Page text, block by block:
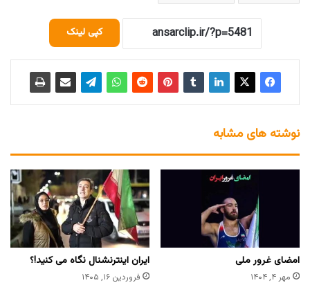
کپی لینک
نوشته های مشابه
امضای غرور ملی
مهر ۴, ۱۴۰۴
ایران اینترنشنال نگاه می کنید!؟
فروردین ۱۶, ۱۴۰۵